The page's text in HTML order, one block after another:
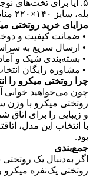
روتختی میکرو از
و دوخت تمیز
به سراسر کشور
شیک و آماده هدیه
انتخاب رنگ و
میکرو را انتخاب
خوابی آرام و
با وزن سبک، لمس
برای اتاق شما فراهم
این مدل، اتاقتان
یک روتختی شیک،
میکرو را از